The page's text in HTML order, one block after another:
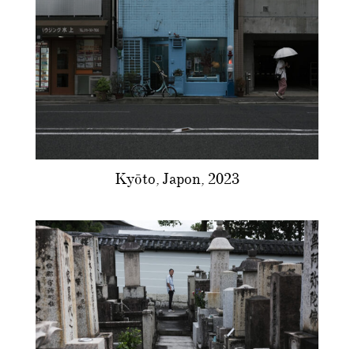
Kyōto, Japon, 2023